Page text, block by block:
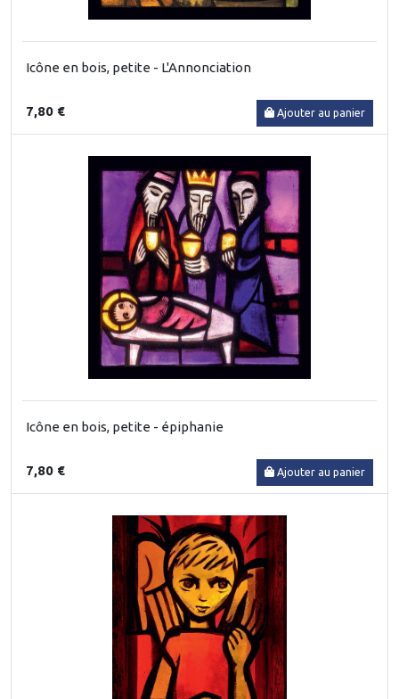
Icône en bois, petite - L'Annonciation
7,80 € Ajouter au panier
Icône en bois, petite - épiphanie
7,80 € Ajouter au panier